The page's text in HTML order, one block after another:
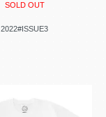
SOLD OUT
2022#ISSUE3